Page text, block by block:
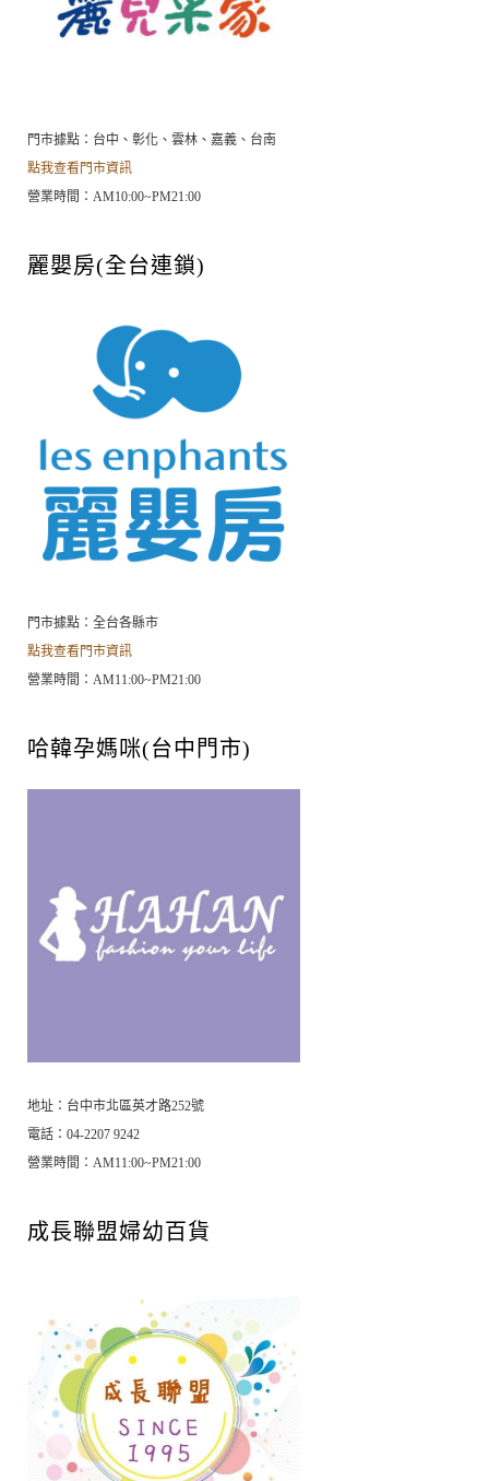
門市據點：台中、彰化、雲林、嘉義、台南
點我查看門市資訊
營業時間：AM10:00~PM21:00
麗嬰房(全台連鎖)
門市據點：全台各縣市
點我查看門市資訊
營業時間：AM11:00~PM21:00
哈韓孕媽咪(台中門市)
地址：台中市北區英才路252號
電話：04-2207 9242
營業時間：AM11:00~PM21:00
成長聯盟婦幼百貨